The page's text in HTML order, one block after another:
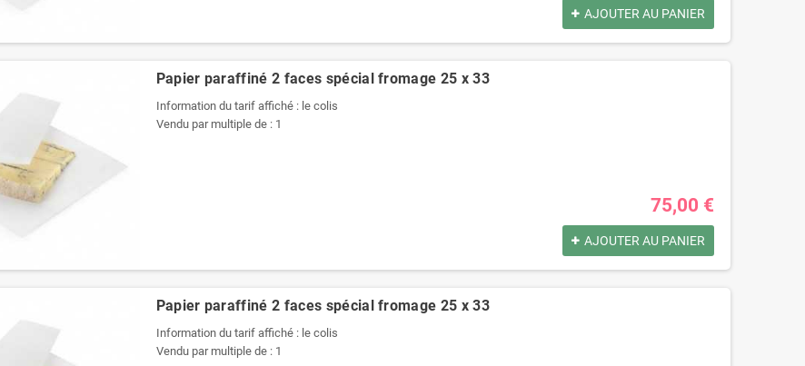
AJOUTER AU PANIER
Papier paraffiné 2 faces spécial fromage 25 x 33
Information du tarif affiché : le colis
Vendu par multiple de : 1
75,00 €
AJOUTER AU PANIER
Papier paraffiné 2 faces spécial fromage 25 x 33
Information du tarif affiché : le colis
Vendu par multiple de : 1